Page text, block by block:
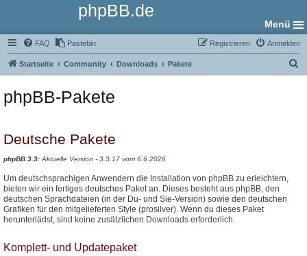
phpBB.de
Menü
FAQ Pastebin Anmelden
Registrieren
Startseite Community Downloads Pakete
phpBB-Pakete
Deutsche Pakete
phpBB 3.3: Aktuelle Version - 3.3.17 vom 6.6.2026
Um deutschsprachigen Anwendern die Installation von phpBB zu erleichtern,
bieten wir ein fertiges deutsches Paket an. Dieses besteht aus phpBB, den
deutschen Sprachdateien (in der Du- und Sie-Version) sowie den deutschen
Grafiken für den mitgelieferten Style (prosilver). Wenn du dieses Paket
herunterlädst, sind keine zusätzlichen Downloads erforderlich.
Komplett- und Updatepaket